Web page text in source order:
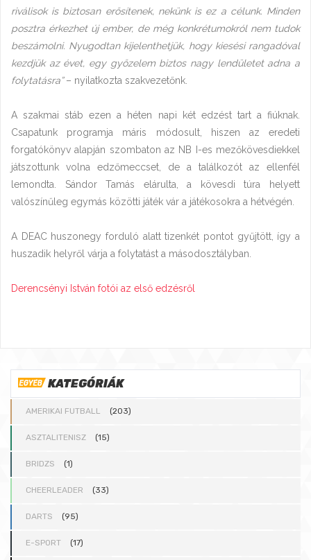
riválisok is biztosan erősítenek, nekünk is ez a célunk. Minden
posztra érkezhet új ember, de még konkrétumokról nem tudok
beszámolni. Nyugodtan kijelenthetjük, hogy kiesési rangadóval
kezdjük az évet, egy győzelem biztos nagy lendületet adna a
folytatásra”– nyilatkozta szakvezetőnk.
A szakmai stáb ezen a héten napi két edzést tart a fiúknak.
Csapatunk programja máris módosult, hiszen az eredeti
forgatókönyv alapján szombaton az NB I-es mezőkövesdiekkel
játszottunk volna edzőmeccset, de a találkozót az ellenfél
lemondta. Sándor Tamás elárulta, a kövesdi túra helyett
valószínűleg egymás közötti játék vár a játékosokra a hétvégén.
A DEAC huszonegy forduló alatt tizenkét pontot gyűjtött, így a
huszadik helyről várja a folytatást a másodosztályban.
Derencsényi István fotói az első edzésről
KATEGÓRIÁK
AMERIKAI FUTBALL (203)
ASZTALITENISZ (15)
BRIDZS (1)
CHEERLEADER (33)
DARTS (95)
E-SPORT (17)